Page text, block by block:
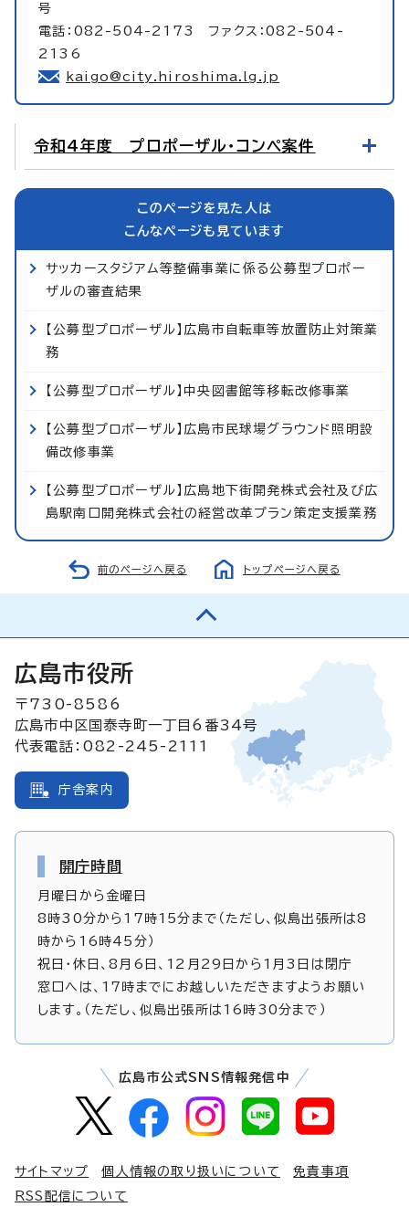
号
電話：082-504-2173 ファクス：082-504-
2136
kaigo@city.hiroshima.lg.jp
令和4年度 プロポーザル・コンペ案件
このページを見た人は
こんなページも見ています
サッカースタジアム等整備事業に係る公募型プロポー
ザルの審査結果
【公募型プロポーザル】広島市自転車等放置防止対策業
務
【公募型プロポーザル】中央図書館等移転改修事業
【公募型プロポーザル】広島市民球場グラウンド照明設
備改修事業
【公募型プロポーザル】広島地下街開発株式会社及び広
島駅南口開発株式会社の経営改革プラン策定支援業務
前のページへ戻る トップページへ戻る
広島市役所
〒730-8586
広島市中区国泰寺町一丁目6番34号
代表電話：082-245-2111
庁舎案内
開庁時間
月曜日から金曜日
8時30分から17時15分まで（ただし、似島出張所は8
時から16時45分）
祝日・休日、8月6日、12月29日から1月3日は閉庁
窓口へは、17時までにお越しいただきますようお願い
します。（ただし、似島出張所は16時30分まで）
広島市公式SNS情報発信中
サイトマップ 個人情報の取り扱いについて
免責事項
RSS配信について